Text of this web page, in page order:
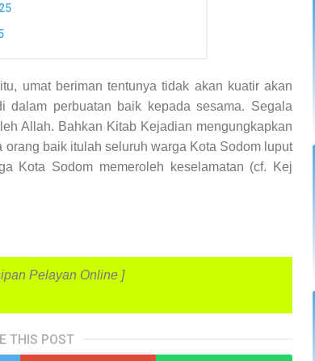
umat beriman tentunya tidak akan kuatir akan
dalam perbuatan baik kepada sesama. Segala
Allah. Bahkan Kitab Kejadian mengungkapkan
baik itulah seluruh warga Kota Sodom luput
Kota Sodom memeroleh keselamatan (cf. Kej
Pelayan Online ]
THIS POST